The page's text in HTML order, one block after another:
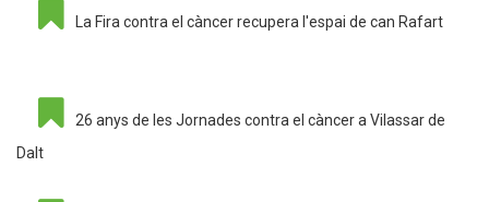
La Fira contra el càncer recupera l'espai de can Rafart
26 anys de les Jornades contra el càncer a Vilassar de
Dalt